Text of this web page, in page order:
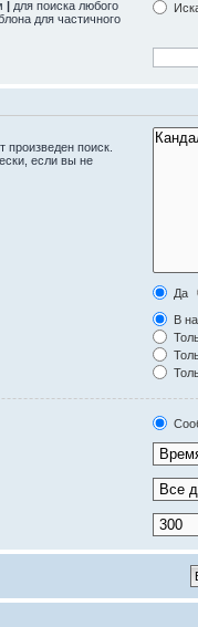
| для поиска любого
для частичного
поиск.
если вы не
Да
В